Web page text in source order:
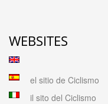
WEBSITES
el sitio de Ciclismo
il sito del Ciclismo